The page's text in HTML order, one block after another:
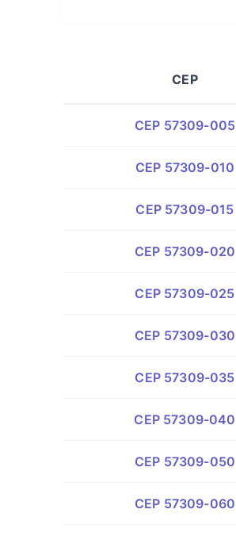
CEP
CEP 57309-005
CEP 57309-010
CEP 57309-015
CEP 57309-020
CEP 57309-025
CEP 57309-030
CEP 57309-035
CEP 57309-040
CEP 57309-050
CEP 57309-060